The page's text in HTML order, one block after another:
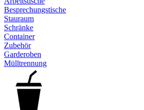
Besprechungstische
Stauraum
Schränke
Container
Zubehör
Garderoben
Mülltrennung